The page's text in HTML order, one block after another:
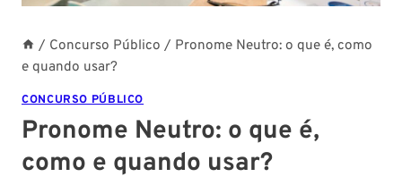
/ Concurso Público / Pronome Neutro: o que é, como
e quando usar?
CONCURSO PÚBLICO
Pronome Neutro: o que é,
como e quando usar?